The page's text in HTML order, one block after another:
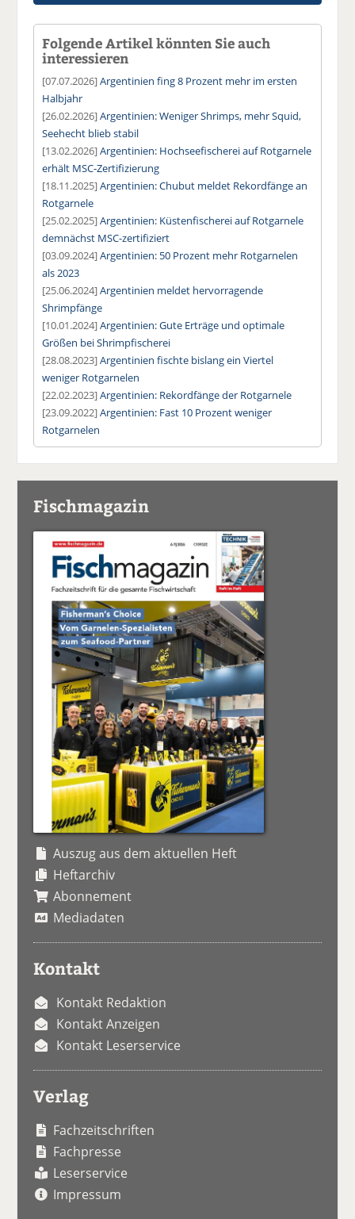
Folgende Artikel könnten Sie auch
interessieren
[07.07.2026]Argentinien fing 8 Prozent mehr im ersten
Halbjahr
[26.02.2026]Argentinien: Weniger Shrimps, mehr Squid,
Seehecht blieb stabil
[13.02.2026]Argentinien: Hochseefischerei auf Rotgarnele
erhält MSC-Zertifizierung
[18.11.2025]Argentinien: Chubut meldet Rekordfänge an
Rotgarnele
[25.02.2025]Argentinien: Küstenfischerei auf Rotgarnele
demnächst MSC-zertifiziert
[03.09.2024]Argentinien: 50 Prozent mehr Rotgarnelen
als 2023
[25.06.2024]Argentinien meldet hervorragende
Shrimpfänge
[10.01.2024]Argentinien: Gute Erträge und optimale
Größen bei Shrimpfischerei
[28.08.2023]Argentinien fischte bislang ein Viertel
weniger Rotgarnelen
[22.02.2023]Argentinien: Rekordfänge der Rotgarnele
[23.09.2022]Argentinien: Fast 10 Prozent weniger
Rotgarnelen
Fischmagazin
Auszug aus dem aktuellen Heft
Heftarchiv
Abonnement
Mediadaten
Kontakt
Kontakt Redaktion
Kontakt Anzeigen
Kontakt Leserservice
Verlag
Fachzeitschriften
Fachpresse
Leserservice
Impressum